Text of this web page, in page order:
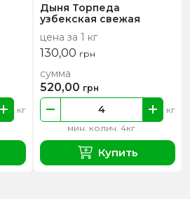
кг
Дыня Торпеда
узбекская свежая
цена за 1 кг
130,00 грн
мин. колич. 4кг
кг
сумма
520,00 грн
Купить